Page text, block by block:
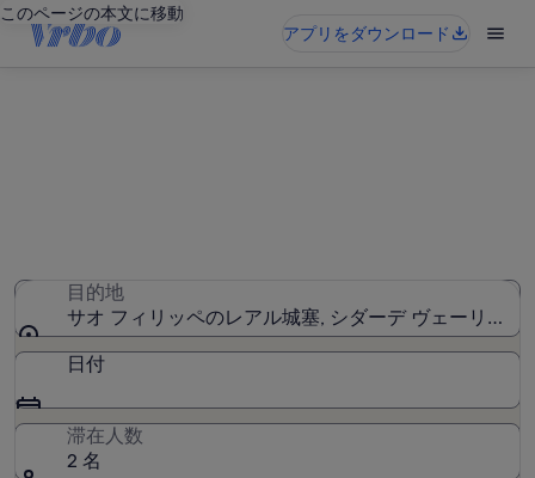
このページの本文に移動
アプリをダウンロード
目的地
サオ フィリッペのレアル城塞, シダーデ ヴェーリャ,
日付
滞在人数
2 名